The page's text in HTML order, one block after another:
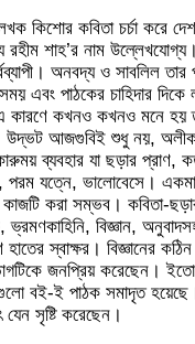
কিশোর কবিতা চর্চা করে
রহীম শাহ’র নাম
অনবদ্য ও সাবলিল তার
এবং পাঠকের চাহিদার দিকে
কারণে কখনও কখনও মনে হয়
উদ্ভট আজগুবিই শুধু নয়, অলীক
ব্যবহার যা ছড়ার প্রাণ,
পরম যত্নে, ভালোবেসে।
করা সম্ভব। কবিতা-
বিজ্ঞান,
হাতের স্বাক্ষর। বিজ্ঞানের
জনপ্রিয় করেছেন।
বই-ই পাঠক সমাদৃত
সৃষ্টি করেছেন।